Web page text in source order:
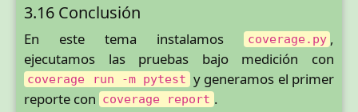
3.16 Conclusión
En este tema instalamos coverage.py ,
ejecutamos las pruebas bajo medición con
coverage run -m pytest y generamos el primer
reporte con coverage report .